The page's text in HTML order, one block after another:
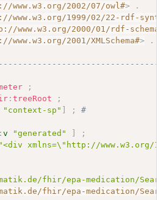
www.w3.org/2002/07/owl#>
.
www.w3.org/1999/02/22-rdf-
www.w3.org/2000/01/rdf-schema#
www.w3.org/2001/XMLSchema#> .
;
:treeRoot
;
"context-sp" ;
#
:v "generated"
;
"<div xmlns=\"http://www.w3.org/
fhir/epa-medication/
fhir/epa-medication/